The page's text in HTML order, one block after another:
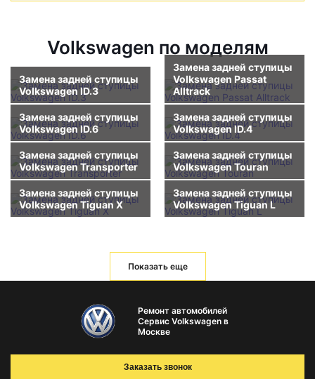
Volkswagen по моделям
Замена задней ступицы
Volkswagen ID.3
Замена задней ступицы
Volkswagen Passat
Alltrack
Замена задней ступицы
Volkswagen ID.6
Замена задней ступицы
Volkswagen ID.4
Замена задней ступицы
Volkswagen Transporter
Замена задней ступицы
Volkswagen Touran
Замена задней ступицы
Volkswagen Tiguan X
Замена задней ступицы
Volkswagen Tiguan L
Показать еще
Ремонт автомобилей
Сервис Volkswagen в
Москве
Заказать звонок